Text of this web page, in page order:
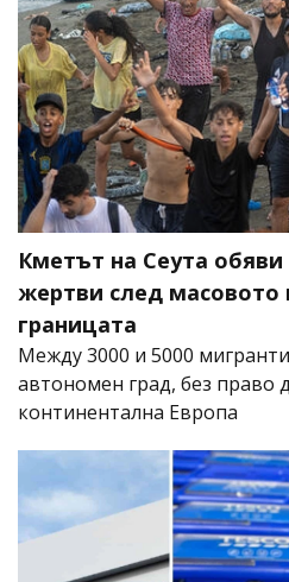
Кметът на Сеута
жертви след масовото
границата
Между 3000 и 5000
автономен град, без право
континентална Европа